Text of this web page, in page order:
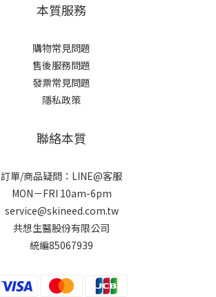
本質服務
購物常見問題
售後服務問題
發票常見問題
隱私政策
聯絡本質
訂單/商品疑問：LINE@客服
MON－FRI 10am-6pm
service@skineed.com.tw
共想生醫股份有限公司
統編85067939